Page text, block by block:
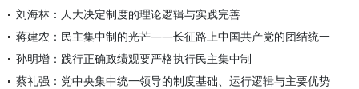
刘海林：人大决定制度的理论逻辑与实践完善
蒋建农：民主集中制的光芒——长征路上中国共产党的团结统一
孙明增：践行正确政绩观要严格执行民主集中制
蔡礼强：党中央集中统一领导的制度基础、运行逻辑与主要优势